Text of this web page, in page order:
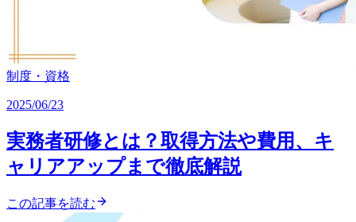
制度・資格
2025/06/23
実務者研修とは？取得方法や費用、キ
ャリアアップまで徹底解説
この記事を読む